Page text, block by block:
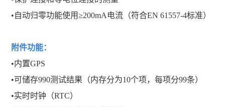
•自动归零功能使用≥200mA电流（符合EN 61557-4标准）
附件功能：
•内置GPS
•可储存990测试结果（内存分为10个项，每项分99条）
•实时时钟（RTC）